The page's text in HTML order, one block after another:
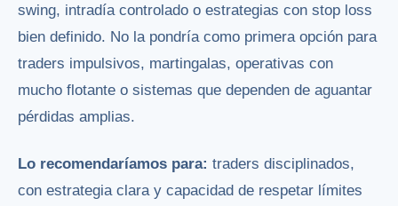
swing, intradía controlado o estrategias con stop loss
bien definido. No la pondría como primera opción para
traders impulsivos, martingalas, operativas con
mucho flotante o sistemas que dependen de aguantar
pérdidas amplias.
Lo recomendaríamos para: traders disciplinados,
con estrategia clara y capacidad de respetar límites